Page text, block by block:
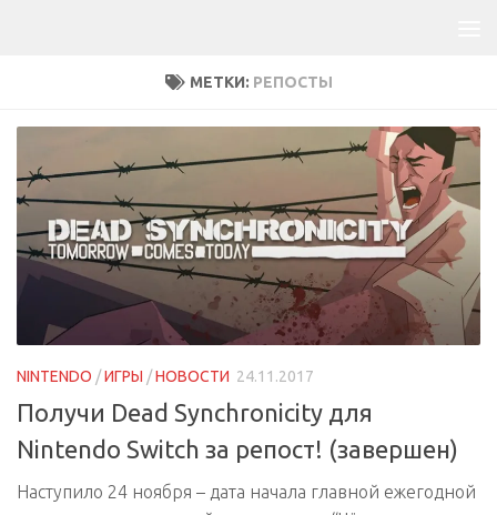
МЕТКИ: РЕПОСТЫ
NINTENDO /ИГРЫ /НОВОСТИ 24.11.2017
Получи Dead Synchronicity для
Nintendo Switch за репост! (завершен)
Наступило 24 ноября – дата начала главной ежегодной